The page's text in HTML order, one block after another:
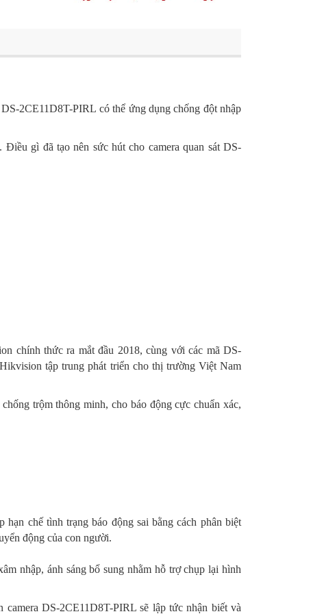
2CE11D8T-PIRL có thể ứng dụng chống đột nhập
gì đã tạo nên sức hút cho camera quan sát DS-
chính thức ra mắt đầu 2018, cùng với các mã DS-
tập trung phát triển cho thị trường Việt Nam
trộm thông minh, cho báo động cực chuẩn xác,
chế tình trạng báo động sai bằng cách phân biệt
động của con người.
nhập, ánh sáng bổ sung nhằm hỗ trợ chụp lại hình
DS-2CE11D8T-PIRL sẽ lập tức nhận biết và